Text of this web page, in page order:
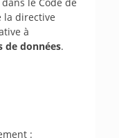
la directive
à
de données.
: